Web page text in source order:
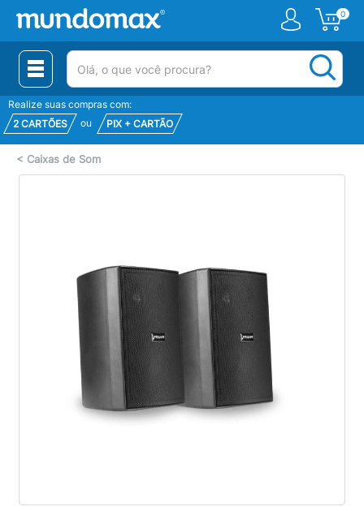
0
(pesquisar)
Realize suas compras com:
2 CARTÕES
ou PIX + CARTÃO
< Caixas de Som